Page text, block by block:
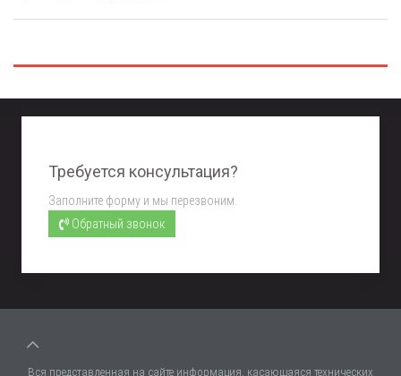
Требуется консультация?
Заполните форму и мы перезвоним.
Обратный звонок
Вся представленная на сайте информация, касающаяся технических